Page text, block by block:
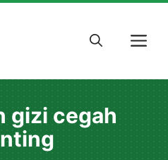
gizi cegah